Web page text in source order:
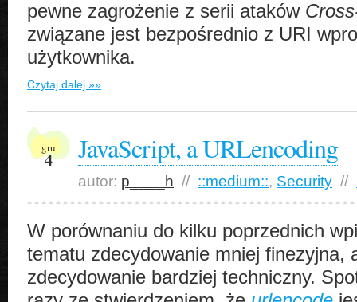
pewne zagrożenie z serii ataków
związane jest bezpośrednio z URI
użytkownika.
Czytaj dalej »»
gru
4 JavaScript, a URLencoding
autor: p____h // ::medium::, Security //
W porównaniu do kilku poprzednich
tematu zdecydowanie mniej finezyjna,
zdecydowanie bardziej techniczny.